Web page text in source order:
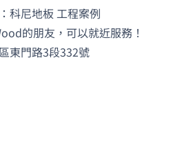
科尼地板 工程案例
的朋友，可以就近服務！
東門路3段332號